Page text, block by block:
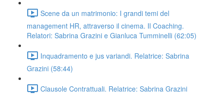
Scene da un matrimonio: I grandi temi del
management HR, attraverso il cinema. Il Coaching.
Relatori: Sabrina Grazini e Gianluca Tumminelli (62:05)
Inquadramento e jus variandi. Relatrice: Sabrina
Grazini (58:44)
Clausole Contrattuali. Relatrice: Sabrina Grazini